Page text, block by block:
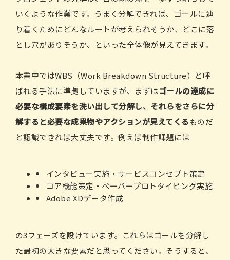
いくような作業です。うまく分解できれば、ゴールに辿
り着くためにどんなルートが考えられそうか、どこに落
とし穴がありそうか、といった全体像が見えてきます。
本書中ではWBS（Work Breakdown Structure）と呼
ばれる手法に準拠していますが、まずはゴールの達成に
必要な構成要素を洗い出して分解し、それらをさらに分
解すると必要な成果物やアクションが見えてくるものだ
と認識できれば大丈夫です。例えば制作課題には
インタビュー実施・サービスコンセプト策定
コア機能策定・ペーパープロトタイピング実施
Adobe XDデータ作成
の3フェーズを設けています。これらはゴールを分解し
た最初の大きな要素だと思ってください。そうすると、